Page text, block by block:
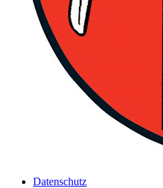
Datenschutz